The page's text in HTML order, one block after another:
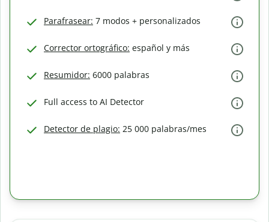
Parafrasear: 7 modos + personalizados
Corrector ortográfico: español y más
Resumidor: 6000 palabras
Full access to AI Detector
Detector de plagio: 25 000 palabras/mes